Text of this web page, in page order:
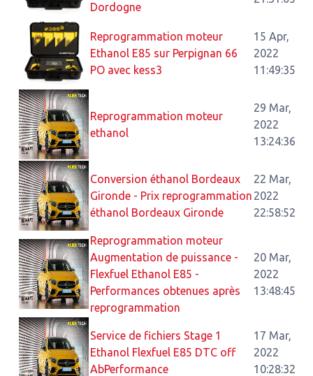
Dordogne
Reprogrammation moteur
Ethanol E85 sur Perpignan 66
PO avec kess3
15 Apr,
2022
11:49:35
Reprogrammation moteur
ethanol
29 Mar,
2022
13:24:36
Conversion éthanol Bordeaux
Gironde - Prix reprogrammation
éthanol Bordeaux Gironde
22 Mar,
2022
22:58:52
Reprogrammation moteur
Augmentation de puissance -
Flexfuel Ethanol E85 -
Performances obtenues après
reprogrammation
20 Mar,
2022
13:48:45
Service de fichiers Stage 1
Ethanol Flexfuel E85 DTC off
AbPerformance
17 Mar,
2022
10:28:32